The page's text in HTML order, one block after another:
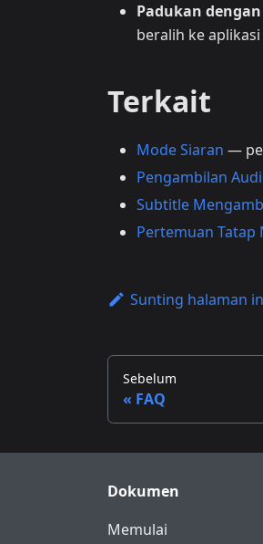
Padukan dengan
beralih ke
Terkait
Mode Siaran —
Pengambilan
Subtitle
Pertemuan Tatap
Sunting halaman
Sebelum
FAQ
Dokumen
Memulai